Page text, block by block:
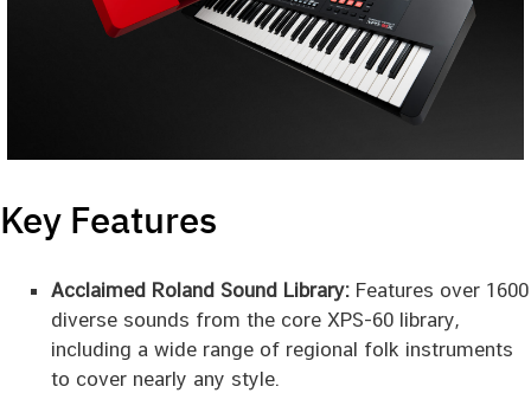
Key Features
Acclaimed Roland Sound Library:Features over 1600
diverse sounds from the core XPS-60 library,
including a wide range of regional folk instruments
to cover nearly any style.